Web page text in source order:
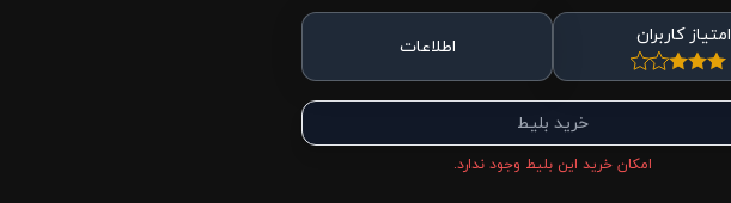
امتیاز کاربران اطلاعات
خرید بلیط
امکان خرید این بلیط وجود ندارد.